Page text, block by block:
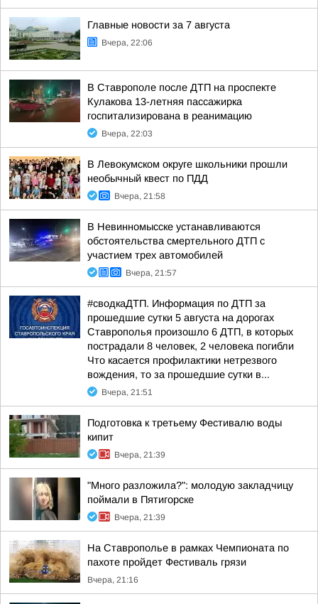
Главные новости за 7 августа
Вчера, 22:06
В Ставрополе после ДТП на проспекте
Кулакова 13-летняя пассажирка
госпитализирована в реанимацию
Вчера, 22:03
В Левокумском округе школьники прошли
необычный квест по ПДД
Вчера, 21:58
В Невинномысске устанавливаются
обстоятельства смертельного ДТП с
участием трех автомобилей
Вчера, 21:57
#сводкаДТП. Информация по ДТП за
прошедшие сутки 5 августа на дорогах
Ставрополья произошло 6 ДТП, в которых
пострадали 8 человек, 2 человека погибли
Что касается профилактики нетрезвого
вождения, то за прошедшие сутки в...
Вчера, 21:51
Подготовка к третьему Фестивалю воды
кипит
Вчера, 21:39
"Много разложила?": молодую закладчицу
поймали в Пятигорске
Вчера, 21:39
На Ставрополье в рамках Чемпионата по
пахоте пройдет Фестиваль грязи
Вчера, 21:16